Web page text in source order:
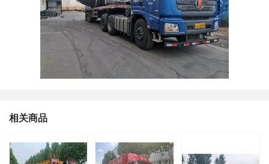
相关商品